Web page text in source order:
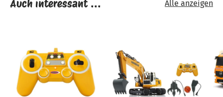
Auch interessant ... Alle anzeigen